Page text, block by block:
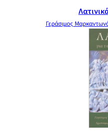
Γεράσιμος